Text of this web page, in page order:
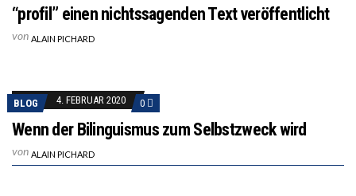
“profil” einen nichtssagenden Text veröffentlicht
von ALAIN PICHARD
BLOG 4. FEBRUAR 2020 0
Wenn der Bilinguismus zum Selbstzweck wird
von ALAIN PICHARD